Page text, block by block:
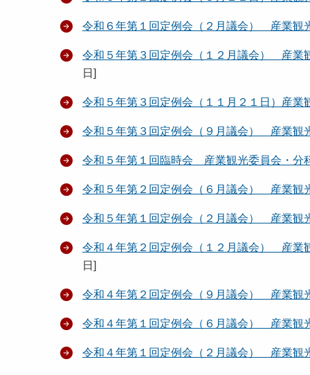
令和６年第１回定例会（２月議会） 産業観
令和５年第３回定例会（１２月議会） 産業
日 ]
令和５年第３回定例会（１１月２１日）産業
令和５年第３回定例会（９月議会） 産業観
令和５年第１回臨時会 産業観光委員会・分
令和５年第２回定例会（６月議会） 産業観
令和５年第１回定例会（２月議会） 産業観
令和４年第２回定例会（１２月議会） 産業
日 ]
令和４年第２回定例会（９月議会） 産業観
令和４年第１回定例会（６月議会） 産業観
令和４年第１回定例会（２月議会） 産業観